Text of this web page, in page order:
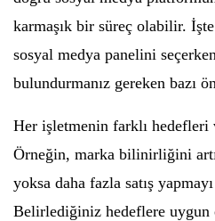
karmaşık bir süreç olabilir.
sosyal medya panelini
bulundurmanız gereken bazı
Her işletmenin farklı hedefleri
Örneğin, marka bilinirliğini
yoksa daha fazla satış
Belirlediğiniz hedeflere uygun